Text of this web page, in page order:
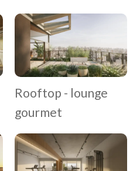
Rooftop - lounge
gourmet